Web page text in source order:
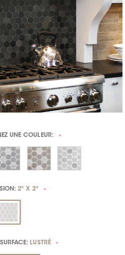
UNE COULEUR: *
2" X 2" *
LUSTRÉ *